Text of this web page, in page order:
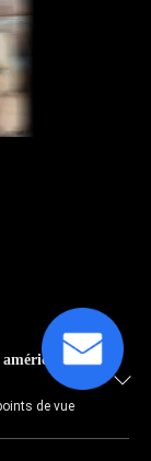
de vue